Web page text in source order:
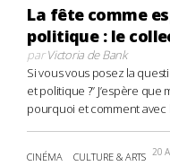
La fête comme
politique : le
parVictoria de Bank
Si vous vous posez la
et politique ?” J’espère
pourquoi et comment avec
CINÉMA CULTURE & ARTS 20